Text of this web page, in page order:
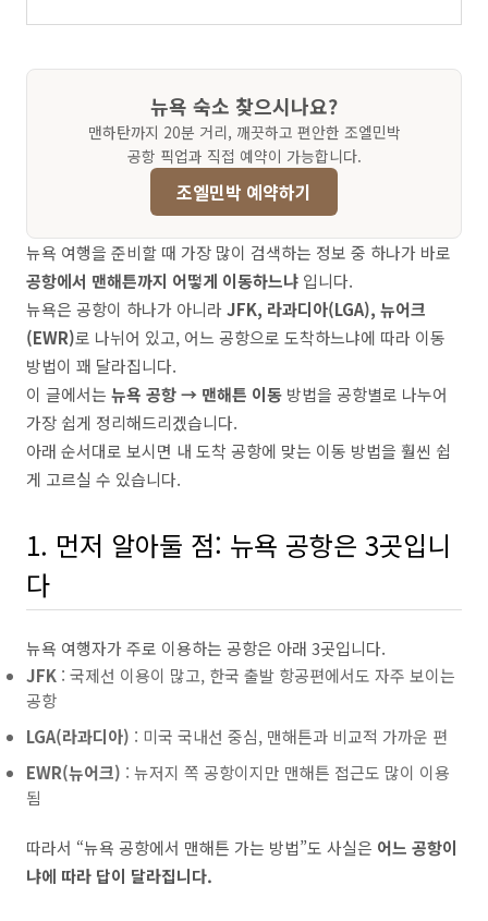
뉴욕 숙소 찾으시나요?
맨하탄까지 20분 거리, 깨끗하고 편안한 조엘민박
공항 픽업과 직접 예약이 가능합니다.
조엘민박 예약하기
뉴욕 여행을 준비할 때 가장 많이 검색하는 정보 중 하나가 바로
공항에서 맨해튼까지 어떻게 이동하느냐 입니다.
뉴욕은 공항이 하나가 아니라JFK, 라과디아(LGA), 뉴어크
(EWR)로 나뉘어 있고, 어느 공항으로 도착하느냐에 따라 이동
방법이 꽤 달라집니다.
이 글에서는 뉴욕 공항 → 맨해튼 이동 방법을 공항별로 나누어
가장 쉽게 정리해드리겠습니다.
아래 순서대로 보시면 내 도착 공항에 맞는 이동 방법을 훨씬 쉽
게 고르실 수 있습니다.
1. 먼저 알아둘 점: 뉴욕 공항은 3곳입니
다
뉴욕 여행자가 주로 이용하는 공항은 아래 3곳입니다.
JFK : 국제선 이용이 많고, 한국 출발 항공편에서도 자주 보이는
공항
LGA(라과디아) : 미국 국내선 중심, 맨해튼과 비교적 가까운 편
EWR(뉴어크) : 뉴저지 쪽 공항이지만 맨해튼 접근도 많이 이용
됨
따라서 “뉴욕 공항에서 맨해튼 가는 방법”도 사실은 어느 공항이
냐에 따라 답이 달라집니다.